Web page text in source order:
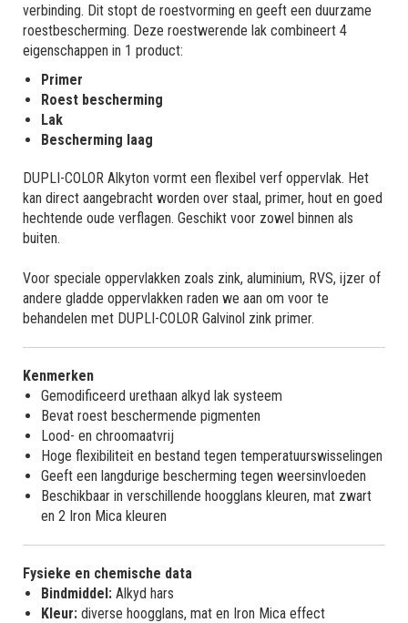
verbinding. Dit stopt de roestvorming en geeft een duurzame
roestbescherming. Deze roestwerende lak combineert 4
eigenschappen in 1 product:
Primer
Roest bescherming
Lak
Bescherming laag
DUPLI-COLOR Alkyton vormt een flexibel verf oppervlak. Het
kan direct aangebracht worden over staal, primer, hout en goed
hechtende oude verflagen. Geschikt voor zowel binnen als
buiten.
Voor speciale oppervlakken zoals zink, aluminium, RVS, ijzer of
andere gladde oppervlakken raden we aan om voor te
behandelen met DUPLI-COLOR Galvinol zink primer.
Kenmerken
Gemodificeerd urethaan alkyd lak systeem
Bevat roest beschermende pigmenten
Lood- en chroomaatvrij
Hoge flexibiliteit en bestand tegen temperatuurswisselingen
Geeft een langdurige bescherming tegen weersinvloeden
Beschikbaar in verschillende hoogglans kleuren, mat zwart
en 2 Iron Mica kleuren
Fysieke en chemische data
Bindmiddel: Alkyd hars
Kleur: diverse hoogglans, mat en Iron Mica effect